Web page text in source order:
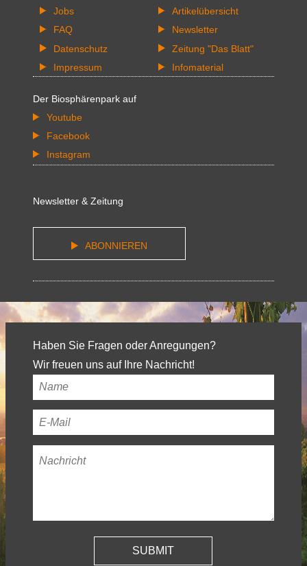
Jobs
FAQ
Datenschutz
Impressum
Artikelübersicht
Newsletter
Zeitung "Das Blatt"
Infomaterial
Der Biosphärenpark auf
Youtube
Facebook
Instagram
Newsletter & Zeitung
ABONNIEREN
Haben Sie Fragen oder Anregungen?
Wir freuen uns auf Ihre Nachricht!
Ihr
Name*
Ihre
E-
Mail-
Nachricht*